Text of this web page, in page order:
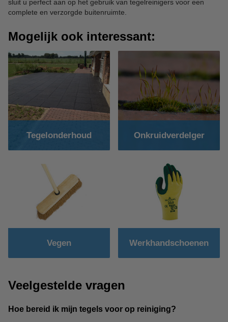
sluit u perfect aan op het gebruik van tegelreinigers voor een
complete en verzorgde buitenruimte.
Mogelijk ook interessant:
Tegelonderhoud Onkruidverdelger
Vegen Werkhandschoenen
Veelgestelde vragen
Hoe bereid ik mijn tegels voor op reiniging?